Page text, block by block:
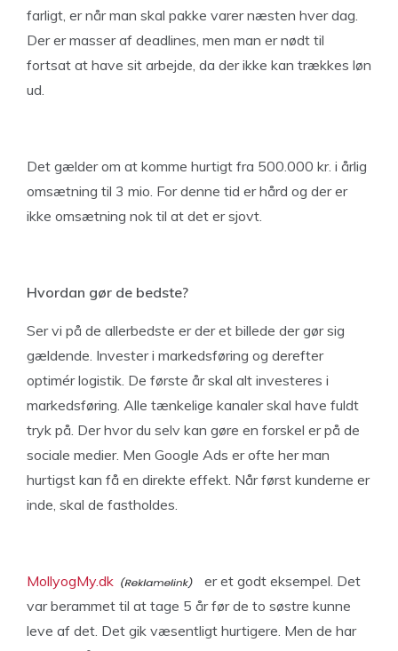
farligt, er når man skal pakke varer næsten hver dag.
Der er masser af deadlines, men man er nødt til
fortsat at have sit arbejde, da der ikke kan trækkes løn
ud.
Det gælder om at komme hurtigt fra 500.000 kr. i årlig
omsætning til 3 mio. For denne tid er hård og der er
ikke omsætning nok til at det er sjovt.
Hvordan gør de bedste?
Ser vi på de allerbedste er der et billede der gør sig
gældende. Invester i markedsføring og derefter
optimér logistik. De første år skal alt investeres i
markedsføring. Alle tænkelige kanaler skal have fuldt
tryk på. Der hvor du selv kan gøre en forskel er på de
sociale medier. Men Google Ads er ofte her man
hurtigst kan få en direkte effekt. Når først kunderne er
inde, skal de fastholdes.
MollyogMy.dk
er et godt eksempel. Det
var berammet til at tage 5 år før de to søstre kunne
leve af det. Det gik væsentligt hurtigere. Men de har